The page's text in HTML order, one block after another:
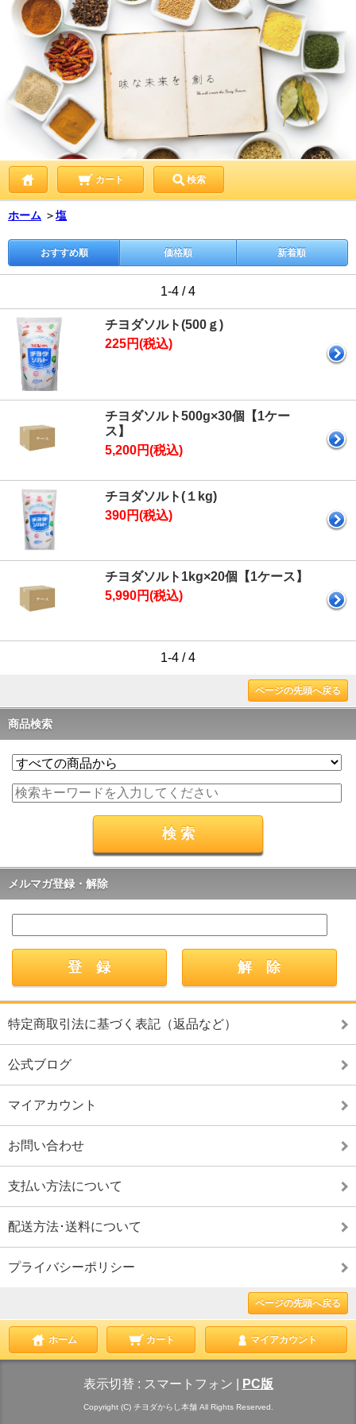
カート 検索
ホーム ＞塩
おすすめ順 価格順 新着順
1-4 / 4
チヨダソルト(500ｇ)
225円(税込)
チヨダソルト500g×30個【1ケー
ス】
5,200円(税込)
チヨダソルト(１kg)
390円(税込)
チヨダソルト1kg×20個【1ケース】
5,990円(税込)
1-4 / 4
ページの先頭へ戻る
商品検索
メルマガ登録・解除
特定商取引法に基づく表記（返品など）
公式ブログ
マイアカウント
お問い合わせ
支払い方法について
配送方法･送料について
プライバシーポリシー
ページの先頭へ戻る
ホーム カート マイアカウント
表示切替 : スマートフォン PC版
Copyright (C) チヨダからし本舗 All Rights Reserved.